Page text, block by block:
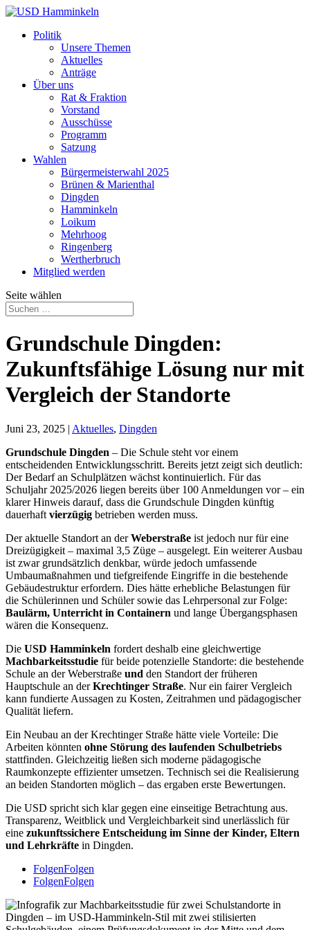
Politik
Unsere Themen
Aktuelles
Anträge
Über uns
Rat & Fraktion
Vorstand
Ausschüsse
Programm
Satzung
Wahlen
Bürgermeisterwahl 2025
Brünen & Marienthal
Dingden
Hamminkeln
Loikum
Mehrhoog
Ringenberg
Wertherbruch
Mitglied werden
Seite wählen
Grundschule Dingden:
Zukunftsfähige Lösung nur mit
Vergleich der Standorte
Juni 23, 2025 | Aktuelles, Dingden
Grundschule Dingden – Die Schule steht vor einem
entscheidenden Entwicklungsschritt. Bereits jetzt zeigt sich deutlich:
Der Bedarf an Schulplätzen wächst kontinuierlich. Für das
Schuljahr 2025/2026 liegen bereits über 100 Anmeldungen vor – ein
klarer Hinweis darauf, dass die Grundschule Dingden künftig
dauerhaft vierzügig betrieben werden muss.
Der aktuelle Standort an derWeberstraße ist jedoch nur für eine
Dreizügigkeit – maximal 3,5 Züge – ausgelegt. Ein weiterer Ausbau
ist zwar grundsätzlich denkbar, würde jedoch umfassende
Umbaumaßnahmen und tiefgreifende Eingriffe in die bestehende
Gebäudestruktur erfordern. Dies hätte erhebliche Belastungen für
die Schülerinnen und Schüler sowie das Lehrpersonal zur Folge:
Baulärm, Unterricht in Containern und lange Übergangsphasen
wären die Konsequenz.
Die USD Hamminkeln fordert deshalb eine gleichwertige
Machbarkeitsstudie für beide potenzielle Standorte: die bestehende
Schule an der Weberstraße und den Standort der früheren
Hauptschule an derKrechtinger Straße. Nur ein fairer Vergleich
kann fundierte Aussagen zu Kosten, Zeitrahmen und pädagogischer
Qualität liefern.
Ein Neubau an der Krechtinger Straße hätte viele Vorteile: Die
Arbeiten könnten ohne Störung des laufenden Schulbetriebs
stattfinden. Gleichzeitig ließen sich moderne pädagogische
Raumkonzepte effizienter umsetzen. Technisch sei die Realisierung
an beiden Standorten möglich – das ergaben erste Bewertungen.
Die USD spricht sich klar gegen eine einseitige Betrachtung aus.
Transparenz, Weitblick und Vergleichbarkeit sind unerlässlich für
eine zukunftssichere Entscheidung im Sinne der Kinder, Eltern
und Lehrkräfte in Dingden.
FolgenFolgen
FolgenFolgen